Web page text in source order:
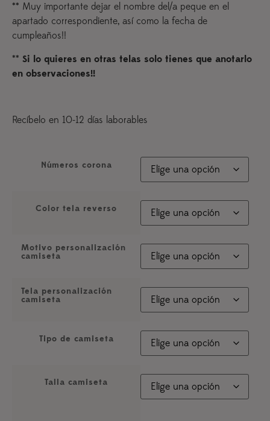
** Muy importante dejar el nombre del/a peque en el
apartado correspondiente, así como la fecha de
cumpleaños!!
** Si lo quieres en otras telas solo tienes que anotarlo
en observaciones!!
Recíbelo en 10-12 días laborables
Números corona
Color tela reverso
Motivo personalización
camiseta
Tela personalización
camiseta
Tipo de camiseta
Talla camiseta